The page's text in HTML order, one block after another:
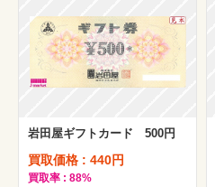
岩田屋ギフトカード 500円
買取価格 : 440円
買取率 : 88%